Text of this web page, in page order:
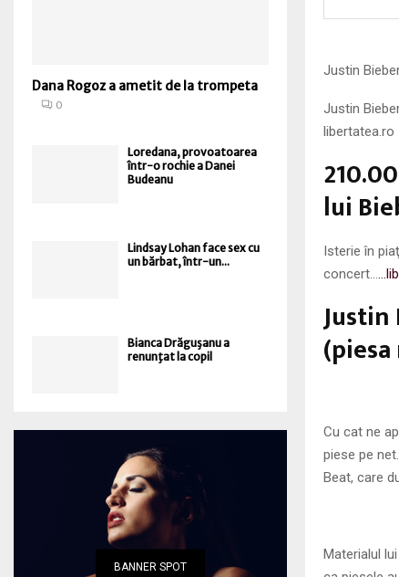
Justin
Justin
libertatea.ro
lui
Isterie în
concert…
Justin
Cu cat ne
piese pe
Beat, care
Materialul
Dana Rogoz a ametit de la trompeta
0
Loredana, provoatoarea
într-o rochie a Danei
Budeanu
Lindsay Lohan face sex cu
un bărbat, într-un...
Bianca Drăguşanu a
renunţat la copil
BANNER SPOT